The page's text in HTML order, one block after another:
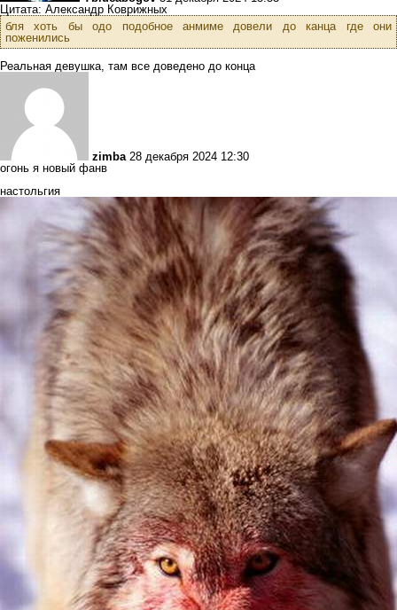
Цитата: Александр Коврижных
бля хоть бы одо подобное анмиме довели до канца где они
поженились
Реальная девушка, там все доведено до конца
zimba 28 декабря 2024 12:30
огонь я новый фанв
настольгия